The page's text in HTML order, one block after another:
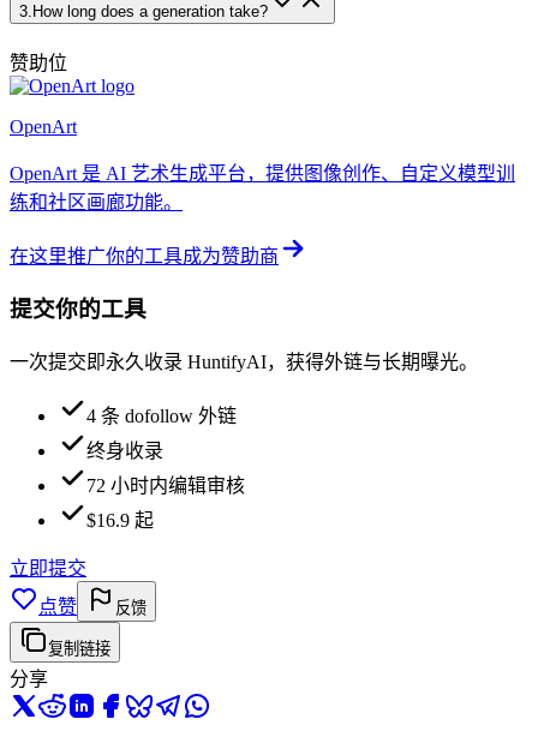
3 How long does a generation take?
赞助位
OpenArt
OpenArt 是 AI 艺术生成平台，提供图像创作、自定义模型训
练和社区画廊功能。
在这里推广你的工具成为赞助商
提交你的工具
一次提交即永久收录 HuntifyAI，获得外链与长期曝光。
4 条 dofollow 外链
终身收录
72 小时内编辑审核
$16.9 起
立即提交
点赞
反馈
复制链接
分享